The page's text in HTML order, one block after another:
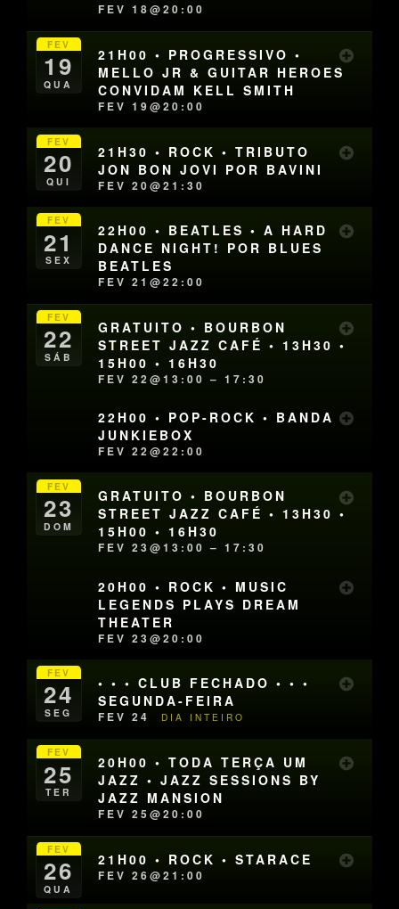
FEV 18@20:00
FEV
19
QUA
21H00 • PROGRESSIVO •
MELLO JR & GUITAR HEROES
CONVIDAM KELL SMITH
FEV 19@20:00
FEV
20
QUI
21H30 • ROCK • TRIBUTO
JON BON JOVI POR BAVINI
FEV 20@21:30
FEV
21
SEX
22H00 • BEATLES • A HARD
DANCE NIGHT! POR BLUES
BEATLES
FEV 21@22:00
FEV
22
SÁB
GRATUITO • BOURBON
STREET JAZZ CAFÉ • 13H30 •
15H00 • 16H30
FEV 22@13:00 – 17:30
22H00 • POP-ROCK • BANDA
JUNKIEBOX
FEV 22@22:00
FEV
23
DOM
GRATUITO • BOURBON
STREET JAZZ CAFÉ • 13H30 •
15H00 • 16H30
FEV 23@13:00 – 17:30
20H00 • ROCK • MUSIC
LEGENDS PLAYS DREAM
THEATER
FEV 23@20:00
FEV
24
SEG
• • • CLUB FECHADO • • •
SEGUNDA-FEIRA
FEV 24 DIA INTEIRO
FEV
25
TER
20H00 • TODA TERÇA UM
JAZZ • JAZZ SESSIONS BY
JAZZ MANSION
FEV 25@20:00
FEV
26
QUA
21H00 • ROCK • STARACE
FEV 26@21:00